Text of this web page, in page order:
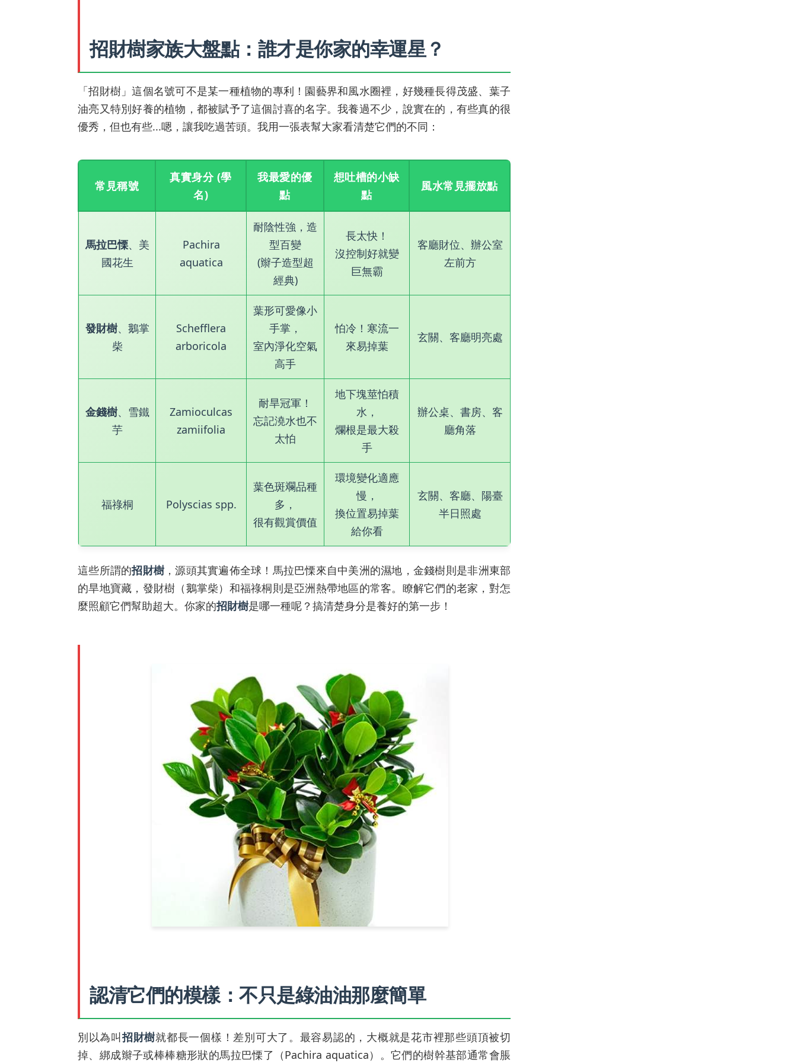
招財樹家族大盤點：誰才是你家的幸運星？
「招財樹」這個名號可不是某一種植物的專利！園藝界和風水圈裡，好幾種長得茂盛、葉子
油亮又特別好養的植物，都被賦予了這個討喜的名字。我養過不少，說實在的，有些真的很
優秀，但也有些...嗯，讓我吃過苦頭。我用一張表幫大家看清楚它們的不同：
常見稱號
真實身分 (學
名)
我最愛的優
點
想吐槽的小缺
點
風水常見擺放點
馬拉巴慄、美
國花生
Pachira
aquatica
耐陰性強，造
型百變
(辮子造型超
經典)
長太快！
沒控制好就變
巨無霸
客廳財位、辦公室
左前方
發財樹、鵝掌
柴
Schefflera
arboricola
葉形可愛像小
手掌，
室內淨化空氣
高手
怕冷！寒流一
來易掉葉
玄關、客廳明亮處
金錢樹、雪鐵
芋
Zamioculcas
zamiifolia
耐旱冠軍！
忘記澆水也不
太怕
地下塊莖怕積
水，
爛根是最大殺
手
辦公桌、書房、客
廳角落
福祿桐 Polyscias spp.
葉色斑斕品種
多，
很有觀賞價值
環境變化適應
慢，
換位置易掉葉
給你看
玄關、客廳、陽臺
半日照處
這些所謂的招財樹，源頭其實遍佈全球！馬拉巴慄來自中美洲的濕地，金錢樹則是非洲東部
的旱地寶藏，發財樹（鵝掌柴）和福祿桐則是亞洲熱帶地區的常客。瞭解它們的老家，對怎
麼照顧它們幫助超大。你家的招財樹是哪一種呢？搞清楚身分是養好的第一步！
認清它們的模樣：不只是綠油油那麼簡單
別以為叫招財樹就都長一個樣！差別可大了。最容易認的，大概就是花市裡那些頭頂被切
掉、綁成辮子或棒棒糖形狀的馬拉巴慄了（Pachira aquatica）。它們的樹幹基部通常會脹